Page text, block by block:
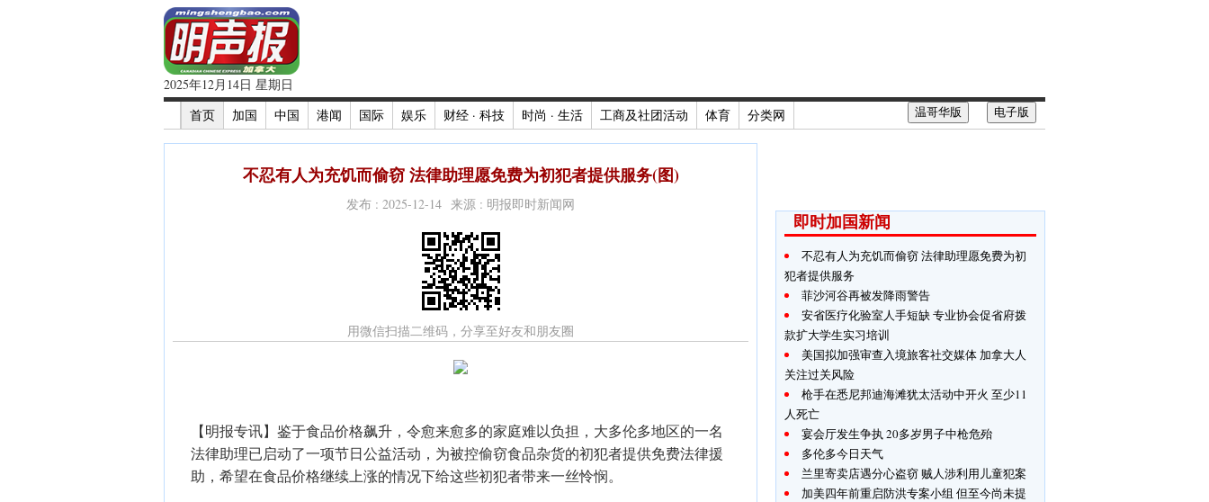
2025年12月14日 星期日
首页
加国 中国 港闻 国际 娱乐 财经 · 科技 时尚 · 生活 工商及社团活动 体育 分类网 电子版
温哥华版
不忍有人为充饥而偷窃 法律助理愿免费为初犯者提供服务(图)
发布 : 2025-12-14 来源 : 明报即时新闻网
用微信扫描二维码，分享至好友和朋友圈
【明报专讯】鉴于食品价格飙升，令愈来愈多的家庭难以负担，大多伦多地区的一名
法律助理已启动了一项节日公益活动，为被控偷窃食品杂货的初犯者提供免费法律援
助，希望在食品价格继续上涨的情况下给这些初犯者带来一丝怜悯。
即时加国新闻
不忍有人为充饥而偷窃 法律助理愿免费为初
犯者提供服务
菲沙河谷再被发降雨警告
安省医疗化验室人手短缺 专业协会促省府拨
款扩大学生实习培训
美国拟加强审查入境旅客社交媒体 加拿大人
关注过关风险
枪手在悉尼邦迪海滩犹太活动中开火 至少11
人死亡
宴会厅发生争执 20多岁男子中枪危殆
多伦多今日天气
兰里寄卖店遇分心盗窃 贼人涉利用儿童犯案
加美四年前重启防洪专案小组 但至今尚未提